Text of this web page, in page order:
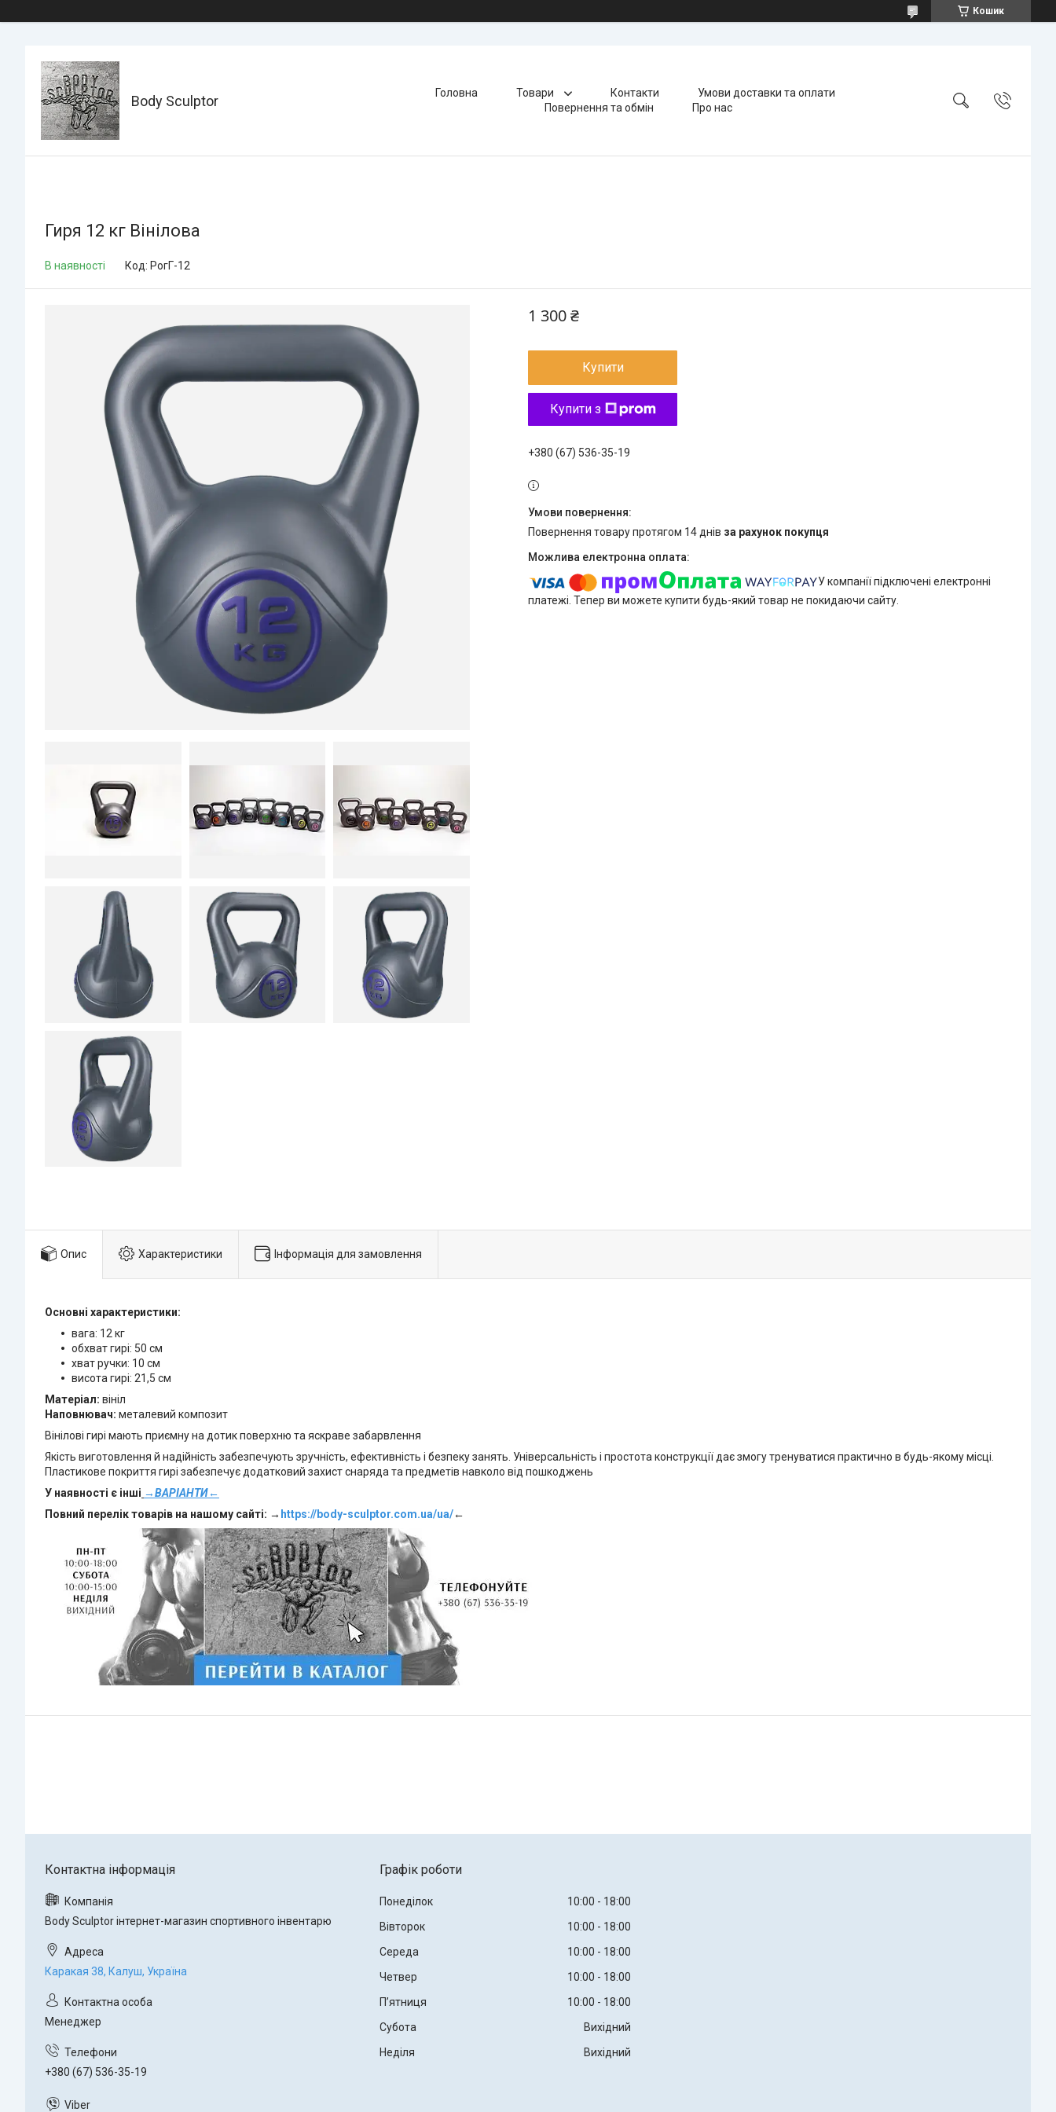
Кошик
Body Sculptor Головна Товари Контакти
Умови доставки та оплати
Повернення та обмін
Про нас
Гиря 12 кг Вінілова
В наявності Код: РогГ-12
1 300 ₴
Купити
Купити з
+380 (67) 536-35-19
повернення товару протягом 14 днів за рахунок покупця
У компанії підключені електронні
платежі. Тепер ви можете купити будь-який товар не покидаючи сайту.
Опис Характеристики Інформація для замовлення
Основні характеристики:
вага: 12 кг
обхват гирі: 50 см
хват ручки: 10 см
висота гирі: 21,5 см
Матеріал: вініл
Наповнювач: металевий композит
Вінілові гирі мають приємну на дотик поверхню та яскраве забарвлення
Якість виготовлення й надійність забезпечують зручність, ефективність і безпеку занять. Універсальність і простота конструкції дає змогу тренуватися практично в будь-якому місці.
Пластикове покриття гирі забезпечує додатковий захист снаряда та предметів навколо від пошкоджень
У наявності є інші →ВАРІАНТИ←
Повний перелік товарів на нашому сайті: → https://body-sculptor.com.ua/ua/←
Body Sculptor інтернет-магазин спортивного інвентарю
Каракая 38, Калуш, Україна
Менеджер
+380 (67) 536-35-19
Графік роботи
Понеділок 10:00
18:00
Вівторок
10:00
18:00
Середа
10:00
18:00
Четвер
10:00
18:00
Пʼятниця
10:00
18:00
Субота
Вихідний
Неділя
Вихідний